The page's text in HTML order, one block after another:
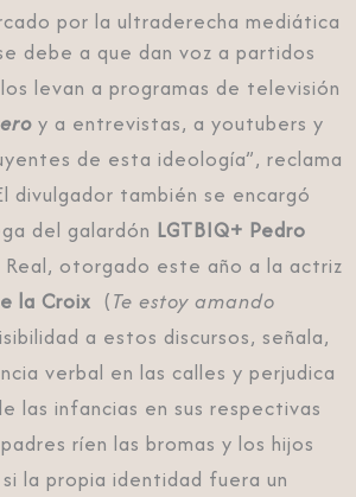
por la ultraderecha mediática
debe a que dan voz a partidos
levan a programas de televisión
y a entrevistas, a youtubers y
de esta ideología”, reclama
divulgador también se encargó
del galardón LGTBIQ+ Pedro
otorgado este año a la actriz
la Croix (Te estoy amando
a estos discursos, señala,
verbal en las calles y perjudica
las infancias en sus respectivas
ríen las bromas y los hijos
la propia identidad fuera un